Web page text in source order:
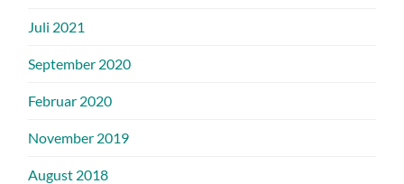
Juli 2021
September 2020
Februar 2020
November 2019
August 2018